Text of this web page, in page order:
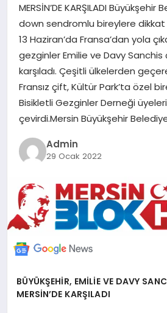
SANAT
POLITIKA
YAŞAM
SPOR
ILETİŞİM
KÜNYE
MERSİN’DE KARŞILADI
down sendromlu bireylere
13 Haziran’da Fransa’dan yola
gezginler Emilie ve Davy Sanchis
karşıladı. Çeşitli ülkelerden
Fransız çift, Kültür Park’ta özel
Bisikletli Gezginler Derneği
çevirdi.Mersin Büyükşehir
Admin
29 Ocak 2022
BÜYÜKŞEHİR, EMİLİE VE DAVY
MERSİN’DE KARŞILADI